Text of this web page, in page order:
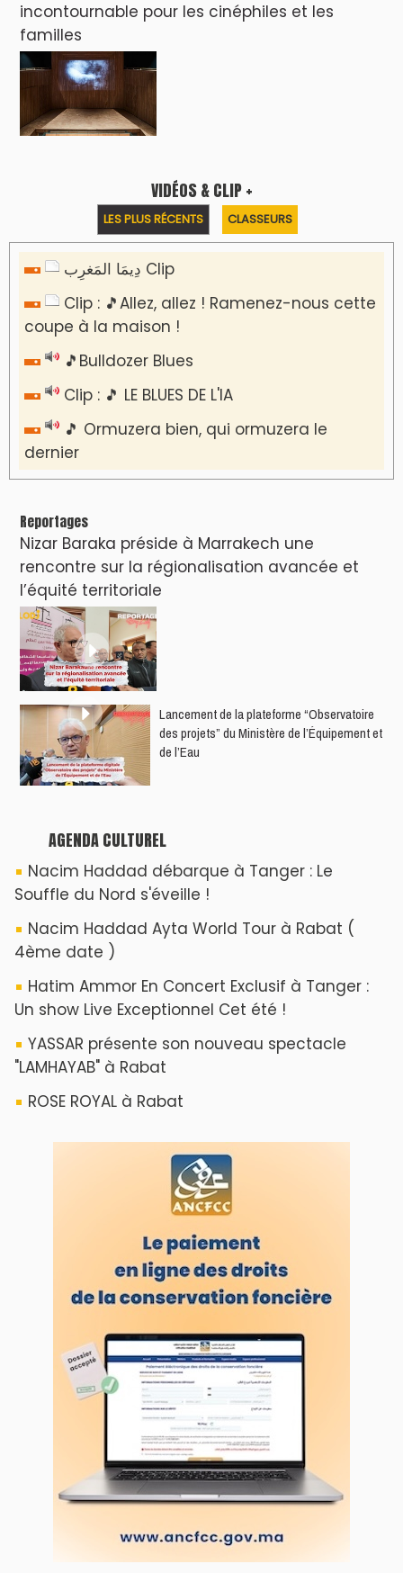
incontournable pour les cinéphiles et les
familles
VIDÉOS & CLIP +
LES PLUS RÉCENTS CLASSEURS
دِيمَا المَغرِب Clip
Clip : 🎵Allez, allez ! Ramenez-nous cette
coupe à la maison !
🎵Bulldozer Blues
Clip : 🎵 LE BLUES DE L'IA
🎵 Ormuzera bien, qui ormuzera le
dernier
Reportages
Nizar Baraka préside à Marrakech une
rencontre sur la régionalisation avancée et
l’équité territoriale
​Lancement de la plateforme “Observatoire
des projets” du Ministère de l’Équipement et
de l’Eau
AGENDA CULTUREL
Nacim Haddad débarque à Tanger : Le
Souffle du Nord s'éveille !
Nacim Haddad Ayta World Tour à Rabat (
4ème date )
Hatim Ammor En Concert Exclusif à Tanger :
Un show Live Exceptionnel Cet été !
YASSAR présente son nouveau spectacle
"LAMHAYAB" à Rabat
ROSE ROYAL à Rabat